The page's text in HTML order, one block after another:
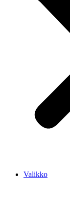
Valikko